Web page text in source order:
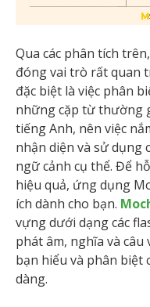
Qua các phân tích
đóng vai trò rất quan
đặc biệt là việc phân
những cặp từ thường
tiếng Anh, nên việc
nhận diện và sử
ngữ cảnh cụ thể. Để
hiệu quả, ứng dụng
ích dành cho bạn.
vựng dưới dạng các
phát âm, nghĩa và câu
bạn hiểu và phân biệt
dàng.